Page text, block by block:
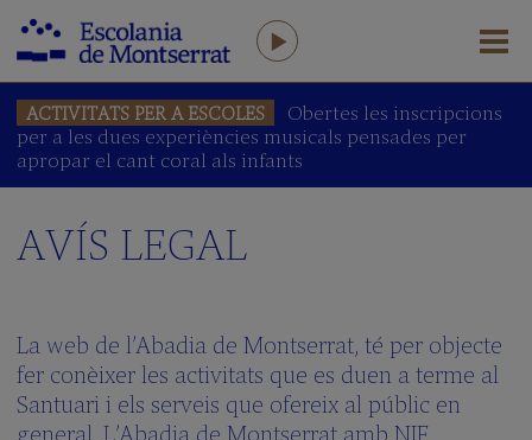
L'ESCOLANIA
Salutació
Prefecte
L'Escolania
humà
AFA
Antics
Escolans
ACTIVITATS PER A ESCOLES
Obertes les inscripcions
per a les dues experiències musicals pensades per
apropar el cant coral als infants
AVÍS LEGAL
La web de l’Abadia de Montserrat, té per objecte
fer conèixer les activitats que es duen a terme al
Santuari i els serveis que ofereix al públic en
general. L’Abadia de Montserrat amb NIF